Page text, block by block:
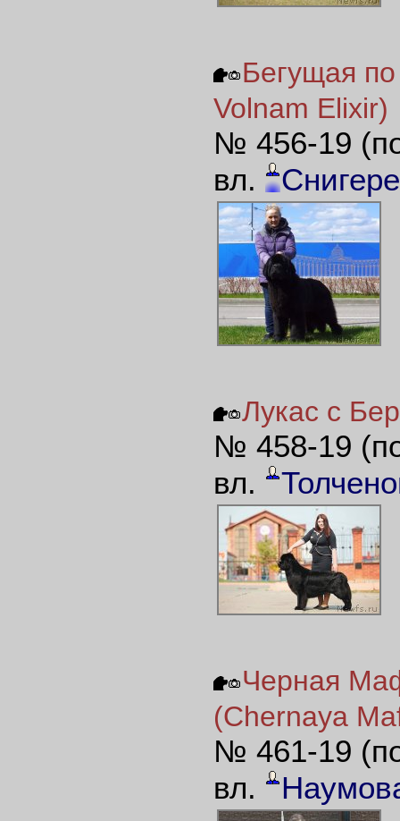
Бегущая
Volnam Elixir)
№ 456-19
вл.
Лукас с
№ 458-19
вл.
Черная
(Chernaya
№ 461-19
вл.